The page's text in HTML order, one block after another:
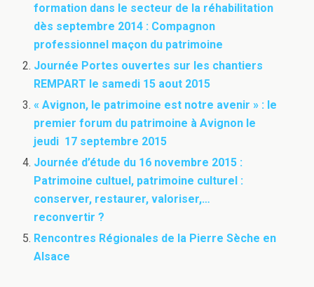
formation dans le secteur de la réhabilitation
dès septembre 2014 : Compagnon
professionnel maçon du patrimoine
Journée Portes ouvertes sur les chantiers
REMPART le samedi 15 aout 2015
« Avignon, le patrimoine est notre avenir » : le
premier forum du patrimoine à Avignon le
jeudi 17 septembre 2015
Journée d’étude du 16 novembre 2015 :
Patrimoine cultuel, patrimoine culturel :
conserver, restaurer, valoriser,…
reconvertir ?
Rencontres Régionales de la Pierre Sèche en
Alsace